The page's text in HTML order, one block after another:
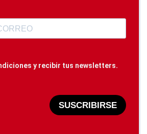
y recibir tus newsletters.
SUSCRIBIRSE